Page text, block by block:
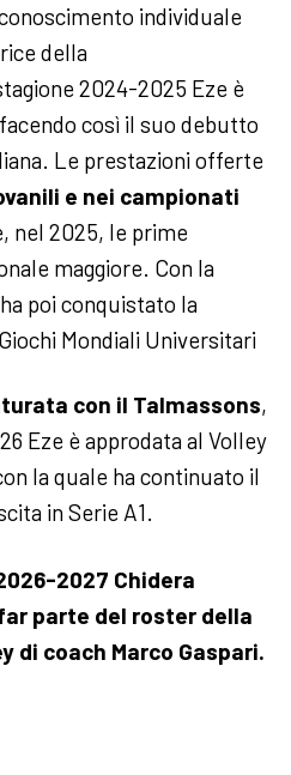
individuale
della
2024-2025 Eze è
così il suo debutto
Le prestazioni offerte
e nei campionati
nel 2025, le prime
maggiore. Con la
poi conquistato la
Mondiali Universitari
con il Talmassons,
Eze è approdata al Volley
la quale ha continuato il
in Serie A1.
2027 Chidera
parte del roster della
di coach Marco Gaspari.